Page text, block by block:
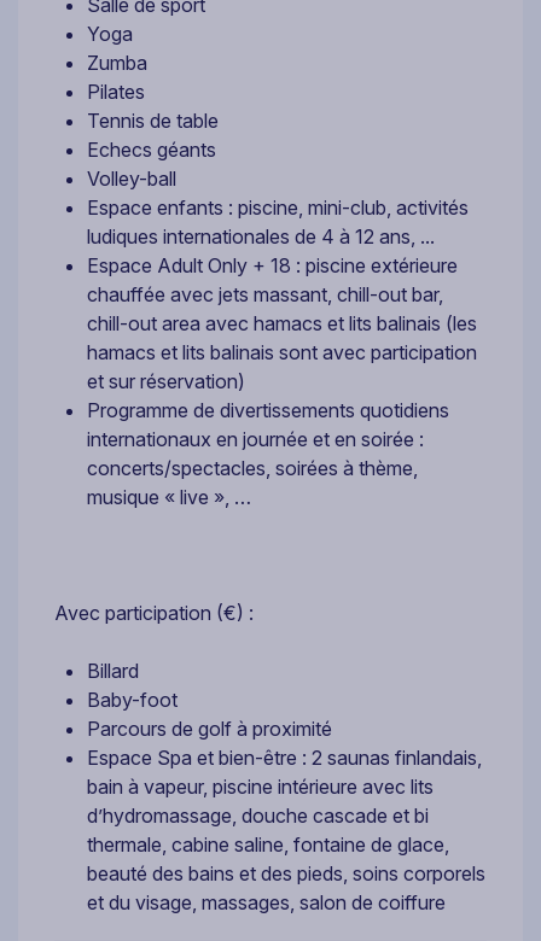
Yoga
Zumba
Pilates
Tennis de table
Echecs géants
Volley-ball
Espace enfants : piscine, mini-club, activités
ludiques internationales de 4 à 12 ans, ...
Espace Adult Only + 18 : piscine extérieure
chauffée avec jets massant, chill-out bar,
chill-out area avec hamacs et lits balinais (les
hamacs et lits balinais sont avec participation
et sur réservation)
Programme de divertissements quotidiens
internationaux en journée et en soirée :
concerts/spectacles, soirées à thème,
musique « live », …
Avec participation (€) :
Billard
Baby-foot
Parcours de golf à proximité
Espace Spa et bien-être : 2 saunas finlandais,
bain à vapeur, piscine intérieure avec lits
d’hydromassage, douche cascade et bi
thermale, cabine saline, fontaine de glace,
beauté des bains et des pieds, soins corporels
et du visage, massages, salon de coiffure